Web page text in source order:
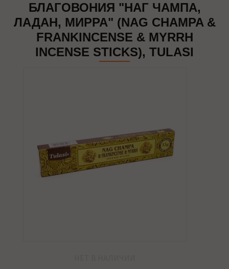
БЛАГОВОНИЯ "НАГ ЧАМПА,
ЛАДАН, МИРРА" (NAG CHAMPA &
FRANKINCENSE & MYRRH
INCENSE STICKS), TULASI